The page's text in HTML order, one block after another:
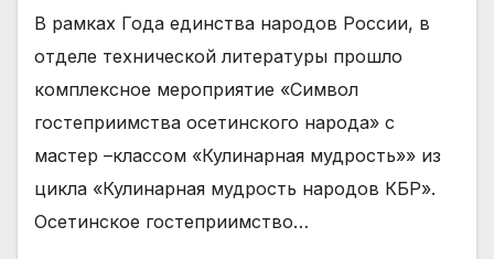
В рамках Года единства народов России, в
отделе технической литературы прошло
комплексное мероприятие «Символ
гостеприимства осетинского народа» с
мастер –классом «Кулинарная мудрость»» из
цикла «Кулинарная мудрость народов КБР».
Осетинское гостеприимство…